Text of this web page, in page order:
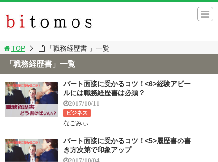
TOP 「職務経歴書 」一覧
「職務経歴書」一覧
パート面接に受かるコツ！<6>経験アピー
ルには職務経歴書は必須？
2017/10/11
ビジネス
なごみぃ
パート面接に受かるコツ！<5>履歴書の書
き方次第で印象アップ
2017/10/04